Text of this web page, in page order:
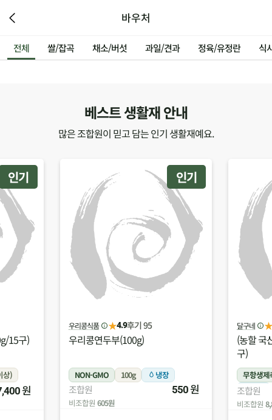
바우처
전체 쌀/잡곡 채소/버섯 과일/견과 정육/유정란 식
베스트 생활재 안내
많은 조합원이 믿고 담는 인기 생활재예요.
인기
550원
인기
달구네 ★4.5후기 134
(농할 국산)달구네유정란(780g/15
무항생제축산물
780g이상
냉장
조합원 8,000원
비조합원 8,800원
(주)두레올
(농할 국
무농약)
무농약
조합원
비조합원